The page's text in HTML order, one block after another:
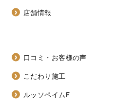
店舗情報
口コミ・お客様の声
こだわり施工
ルッソペイムF